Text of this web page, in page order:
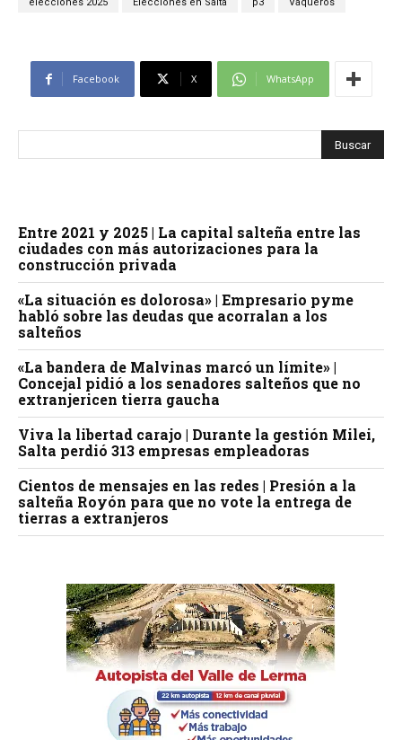
elecciones 2025 Elecciones en Salta p3 Vaqueros
Facebook X WhatsApp
Entre 2021 y 2025 | La capital salteña entre las
ciudades con más autorizaciones para la
construcción privada
«La situación es dolorosa» | Empresario pyme
habló sobre las deudas que acorralan a los
salteños
«La bandera de Malvinas marcó un límite» |
Concejal pidió a los senadores salteños que no
extranjericen tierra gaucha
Viva la libertad carajo | Durante la gestión Milei,
Salta perdió 313 empresas empleadoras
Cientos de mensajes en las redes | Presión a la
salteña Royón para que no vote la entrega de
tierras a extranjeros